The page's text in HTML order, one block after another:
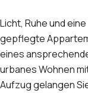
Licht, Ruhe und
gepflegte
eines
urbanes Wohnen
Aufzug gelangen